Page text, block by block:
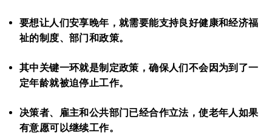
要想让人们安享晚年，就需要能支持良好健康和经济福
祉的制度、部门和政策。
其中关键一环就是制定政策，确保人们不会因为到了一
定年龄就被迫停止工作。
决策者、雇主和公共部门已经合作立法，使老年人如果
有意愿可以继续工作。